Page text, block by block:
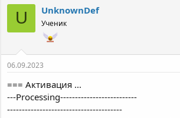
U UnknownDef
Ученик
06.09.2023
=== Активация ...
---Processing--------------------------
---------------------------------------